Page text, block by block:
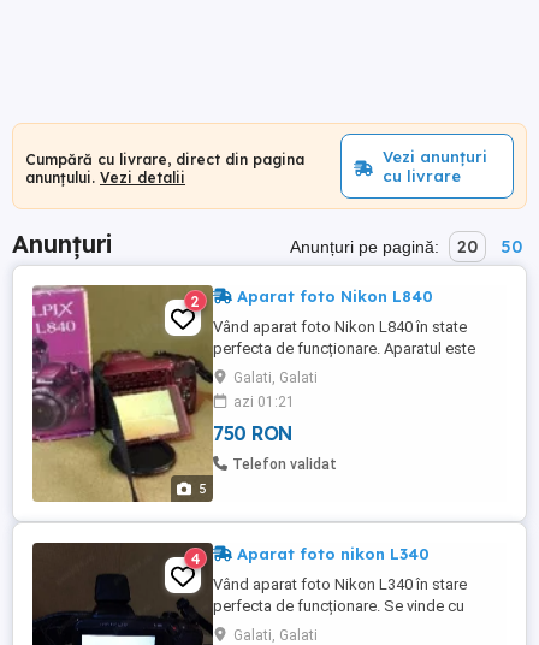
Cumpără cu livrare, direct din pagina
anunțului. Vezi detalii
Vezi anunțuri
cu livrare
Anunțuri Anunțuri pe pagină: 20 50
5
2 Aparat foto Nikon L840
Vând aparat foto Nikon L840 în state
perfecta de funcționare. Aparatul este
aproape nou. Vine însoțit de cutia original,
borseta și cablu de date.
Galati, Galati
azi 01:21
750 RON
Telefon validat
4 Aparat foto nikon L340
Vând aparat foto Nikon L340 în stare
perfecta de funcționare. Se vinde cu
borseta.
Galati, Galati